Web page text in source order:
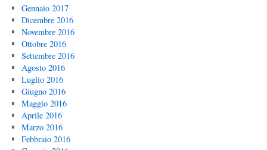
Gennaio 2017
Dicembre 2016
Novembre 2016
Ottobre 2016
Settembre 2016
Agosto 2016
Luglio 2016
Giugno 2016
Maggio 2016
Aprile 2016
Marzo 2016
Febbraio 2016